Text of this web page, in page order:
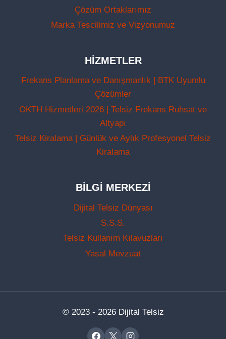
Çözüm Ortaklarımız
Marka Tescilimiz ve Vizyonumuz
HIZMETLER
Frekans Planlama ve Danışmanlık | BTK Uyumlu
Çözümler
OKTH Hizmetleri 2026 | Telsiz Frekans Ruhsat ve
Altyapı
Telsiz Kiralama | Günlük ve Aylık Profesyonel Telsiz
Kiralama
BILGI MERKEZI
Dijital Telsiz Dünyası
S.S.S.
Telsiz Kullanım Kılavuzları
Yasal Mevzuat
© 2023 - 2026 Dijital Telsiz